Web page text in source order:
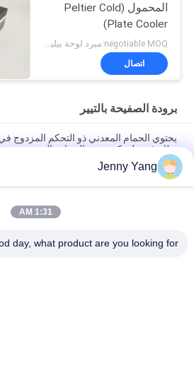
المحمول (Peltier Cold
Plate Cooler)
اتصال
برودة الصفيحة بالتيير
يحتوي الحمام المعدني ذو التحكم المزدوج
نظام فريد لتحكم درجة الحرارة المزدوجة،
وفعالًا لكل من الباحثين ومهندسي الإنتاج.
برنامج التبريد الصناعي 40W للأجهزة الصناعية
Jenny Yang
1:31 AM
day, what product are you looking for?